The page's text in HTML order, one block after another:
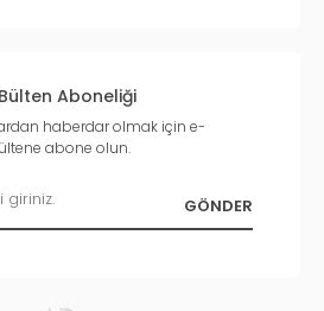
Aboneliği
haberdar olmak için e-
abone olun.